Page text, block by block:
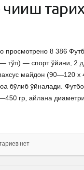
просмотрено 8 386
тўп) — спорт ўйини, 2
майдон (90—120 х
бўлиб ўйналади.
гр, айлана
нет